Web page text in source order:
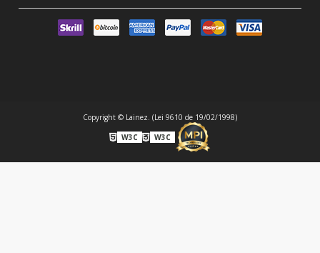
Copyright © Lainez. (Lei 9610 de 19/02/1998)
W3C
W3C